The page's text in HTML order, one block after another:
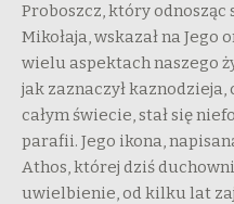
Proboszcz, który odnosząc
Mikołaja, wskazał na
wielu aspektach naszego
jak zaznaczył
całym świecie, stał się
parafii. Jego ikona,
Athos, której dziś
uwielbienie, od kilku lat